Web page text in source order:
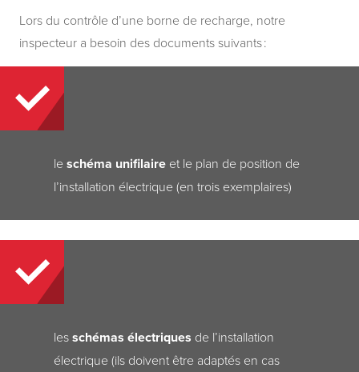
Lors du contrôle d’une borne de recharge, notre
inspecteur a besoin des documents suivants :
leschéma unifilaire et le plan de position de
l’installation électrique (en trois exemplaires)
lesschémas électriques de l’installation
électrique (ils doivent être adaptés en cas